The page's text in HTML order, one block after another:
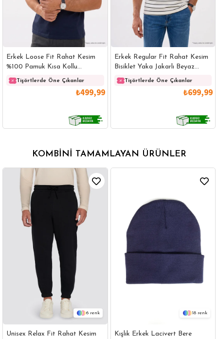
Erkek Loose Fit Rahat Kesim
%100 Pamuk Kısa Kollu
Lacivert Bisiklet Yaka Tişört
Tişörtlerde Öne Çıkanlar
₺499,99
Erkek Regular Fit Rahat Kesim
Bisiklet Yaka Jakarlı Beyaz
Üzeri Siyah Çizgili Tişört
Tişörtlerde Öne Çıkanlar
₺699,99
KOMBINI TAMAMLAYAN ÜRÜNLER
6
Unisex Relax Fit Rahat Kesim
18
Kışlık Erkek Lacivert Bere